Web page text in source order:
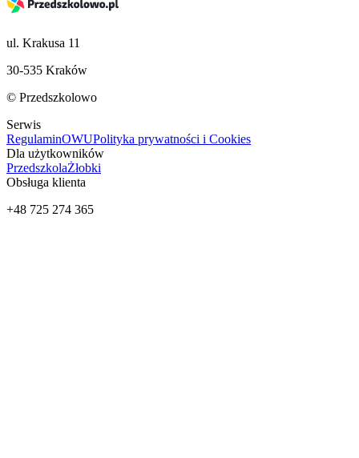
ul. Krakusa 11
30-535 Kraków
© Przedszkolowo
Serwis
RegulaminOWUPolityka prywatności i Cookies
Dla użytkowników
PrzedszkolaŻłobki
Obsługa klienta
+48 725 274 365